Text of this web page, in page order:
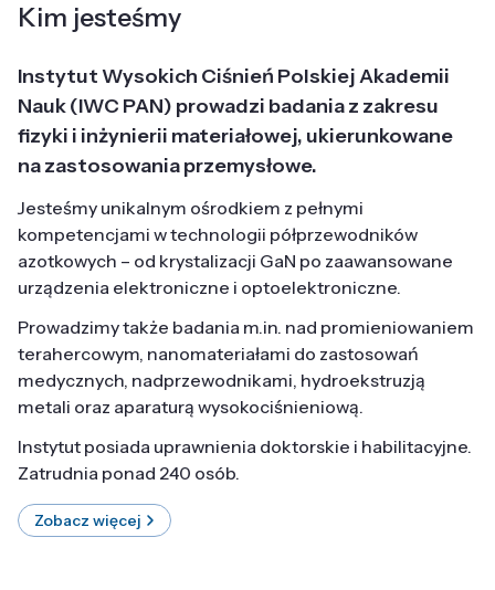
Kim jesteśmy
Instytut Wysokich Ciśnień Polskiej Akademii
Nauk (IWC PAN) prowadzi badania z zakresu
fizyki i inżynierii materiałowej, ukierunkowane
na zastosowania przemysłowe.
Jesteśmy unikalnym ośrodkiem z pełnymi
kompetencjami w technologii półprzewodników
azotkowych – od krystalizacji GaN po zaawansowane
urządzenia elektroniczne i optoelektroniczne.
Prowadzimy także badania m.in. nad promieniowaniem
terahercowym, nanomateriałami do zastosowań
medycznych, nadprzewodnikami, hydroekstruzją
metali oraz aparaturą wysokociśnieniową.
Instytut posiada uprawnienia doktorskie i habilitacyjne.
Zatrudnia ponad 240 osób.
Zobacz więcej